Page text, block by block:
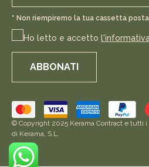
* Non riempiremo la tua cassetta
Ho letto e accetto
ABBONATI
© Copyright 2025 Kerama Contract e tutti
di Kerama, S.L.